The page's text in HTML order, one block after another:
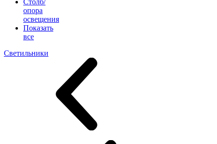
Столб/
опора
освещения
Показать
все
Светильники